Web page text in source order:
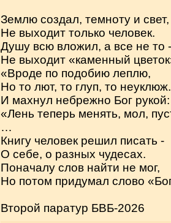
Землю создал, темноту и свет,
Не выходит только человек.
Душу всю вложил, а все не то -
Не выходит «каменный
«Вроде по подобию леплю,
Но то лют, то глуп, то
И махнул небрежно Бог рукой:
«Лень теперь менять, мол,
…
Книгу человек решил писать -
О себе, о разных чудесах.
Поначалу слов найти не мог,
Но потом придумал слово
Второй паратур БВБ-2026